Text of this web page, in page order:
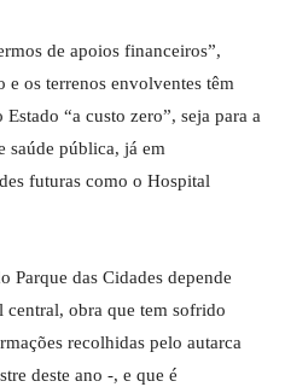
de apoios financeiros”,
e os terrenos envolventes têm
“a custo zero”, seja para a
saúde pública, já em
futuras como o Hospital
Parque das Cidades depende
obra que tem sofrido
recolhidas pelo autarca
deste ano -, e que é